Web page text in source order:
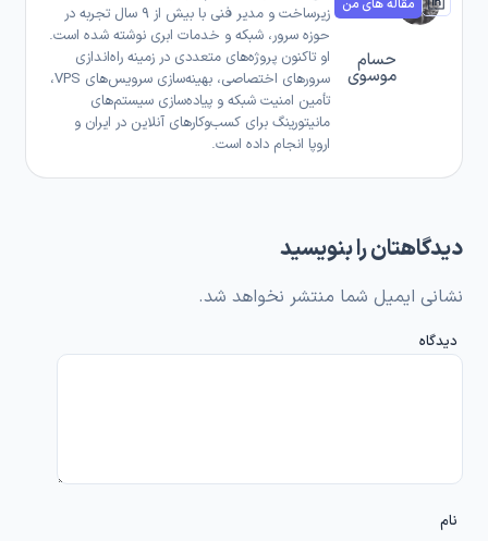
حسام
موسوی
زیرساخت و مدیر فنی با بیش از ۹ سال تجربه در
حوزه سرور، شبکه و خدمات ابری نوشته شده است.
او تاکنون پروژه‌های متعددی در زمینه راه‌اندازی
سرورهای اختصاصی، بهینه‌سازی سرویس‌های VPS،
تأمین امنیت شبکه و پیاده‌سازی سیستم‌های
مانیتورینگ برای کسب‌وکارهای آنلاین در ایران و
اروپا انجام داده است.
دیدگاهتان را بنویسید
نشانی ایمیل شما منتشر نخواهد شد.
دیدگاه